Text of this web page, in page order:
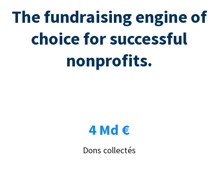
The fundraising engine of
choice for successful
nonprofits.
4 Md €
Dons collectés